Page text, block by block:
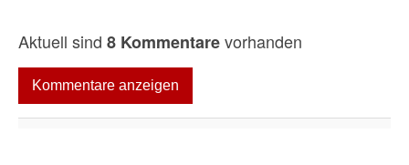
Aktuell sind 8 Kommentarevorhanden
Kommentare anzeigen